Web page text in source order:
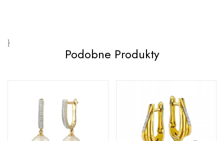
}
Podobne Produkty